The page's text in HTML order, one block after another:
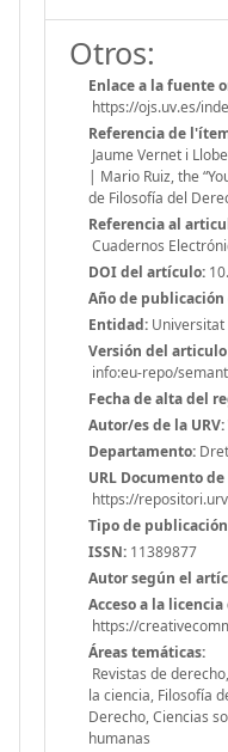
Otros:
Enlace a la fuente
https://ojs.uv.es/
Referencia de
Jaume Vernet i
| Mario Ruiz, the
de Filosofía del
Referencia al
Cuadernos
DOI del artículo:
Año de
Entidad: Universitat
Versión del
info:eu-repo/
Fecha de alta del
Autor/es de la URV:
Departamento:
URL Documento
https://
Tipo de
ISSN: 11389877
Autor según el
Acceso a la licencia
https://
Áreas temáticas:
Revistas de
la ciencia, Filosofía
Derecho, Ciencias
humanas